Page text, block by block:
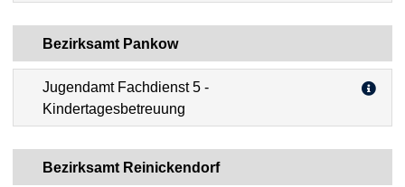
Bezirksamt Pankow
Jugendamt Fachdienst 5 -
Kindertagesbetreuung
Bezirksamt Reinickendorf